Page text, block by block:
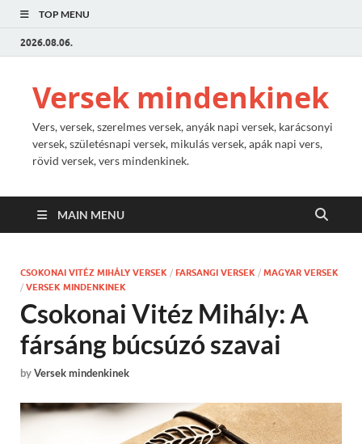
TOP MENU
2026.08.06.
Versek mindenkinek
Vers, versek, szerelmes versek, anyák napi versek, karácsonyi
versek, születésnapi versek, mikulás versek, apák napi vers,
rövid versek, vers mindenkinek.
MAIN MENU
CSOKONAI VITÉZ MIHÁLY VERSEK / FARSANGI VERSEK / MAGYAR VERSEK
/ VERSEK MINDENKINEK
Csokonai Vitéz Mihály: A
fársáng búcsúzó szavai
byVersek mindenkinek